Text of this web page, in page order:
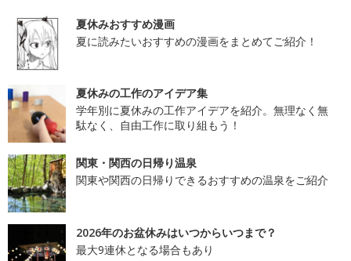
夏休みおすすめ漫画
夏に読みたいおすすめの漫画をまとめてご紹介！
夏休みの工作のアイデア集
学年別に夏休みの工作アイデアを紹介。無理なく無
駄なく、自由工作に取り組もう！
関東・関西の日帰り温泉
関東や関西の日帰りできるおすすめの温泉をご紹介
2026年のお盆休みはいつからいつまで？
最大9連休となる場合もあり